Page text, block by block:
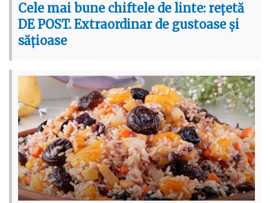
Cele mai bune chiftele de linte: rețetă
DE POST. Extraordinar de gustoase și
sățioase